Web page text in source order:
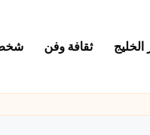
الخليج ثقافة وفن